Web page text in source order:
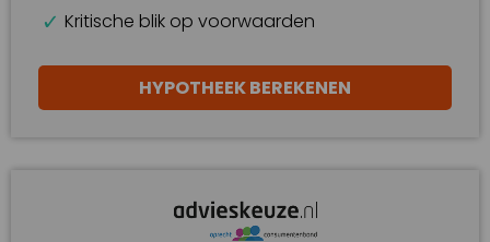
Kritische blik op voorwaarden
HYPOTHEEK BEREKENEN